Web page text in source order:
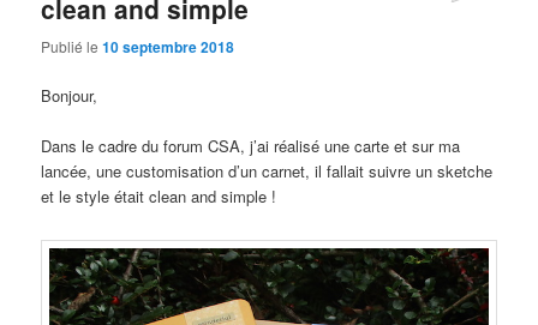
clean and simple
Publié le10 septembre 2018
Bonjour,
Dans le cadre du forum CSA, j’ai réalisé une carte et sur ma
lancée, une customisation d’un carnet, il fallait suivre un sketche
et le style était clean and simple !